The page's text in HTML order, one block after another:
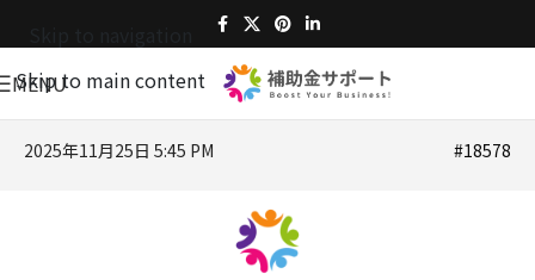
Skip to main content
MENU
2025年11月25日 5:45 PM #18578